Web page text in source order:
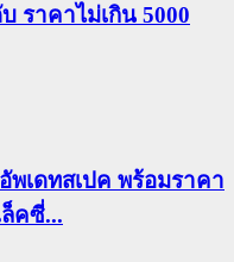
ราคาไม่เกิน 5000
พเดทสเปค พร้อมราคา
คซี่...